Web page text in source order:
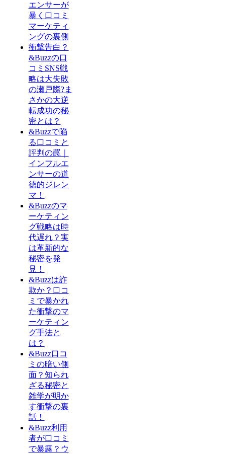
エンサーが
暴く口コミ
マーケティ
ングの裏側
衝撃告白？
&Buzzの口
コミSNS戦
略は大失敗
の瀬戸際?ま
さかの大逆
転成功の秘
密とは？
&Buzzで陥
る口コミと
評判の罠｜
インフルエ
ンサーの道
徳的ジレン
マ！
&Buzzのマ
ーケティン
グ戦略は時
代遅れ？実
は革新的な
秘密を発
見！
&Buzzは詐
欺か？口コ
ミで暴かれ
た衝撃のマ
ーケティン
グ手法と
は？
&Buzz口コ
ミの暗い側
面？知られ
ざる秘密と
雑学が明か
す衝撃の裏
話！
&Buzz利用
者が口コミ
で暴露？ウ